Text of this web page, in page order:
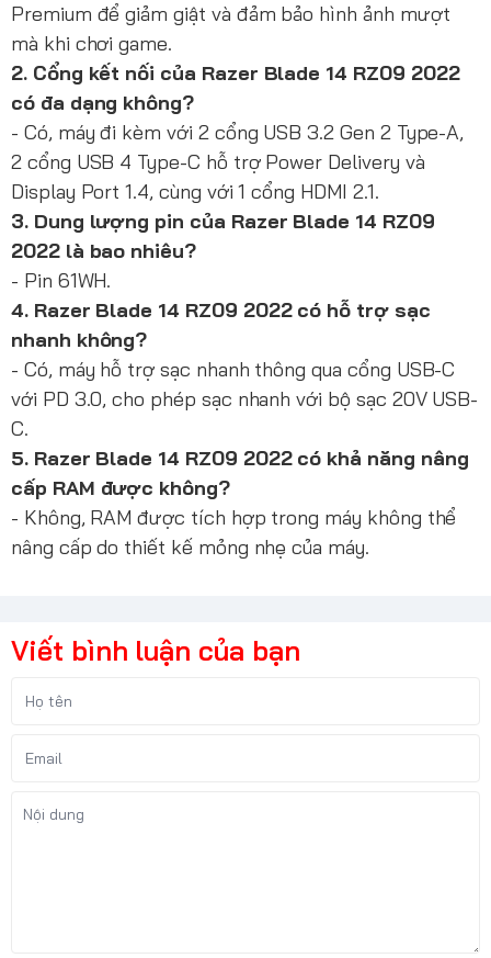
Premium để giảm giật và đảm bảo hình ảnh mượt
mà khi chơi game.
2. Cổng kết nối của Razer Blade 14 RZ09 2022
có đa dạng không?
- Có, máy đi kèm với 2 cổng USB 3.2 Gen 2 Type-A,
2 cổng USB 4 Type-C hỗ trợ Power Delivery và
Display Port 1.4, cùng với 1 cổng HDMI 2.1.
3. Dung lượng pin của Razer Blade 14 RZ09
2022 là bao nhiêu?
- Pin 61WH.
4. Razer Blade 14 RZ09 2022 có hỗ trợ sạc
nhanh không?
- Có, máy hỗ trợ sạc nhanh thông qua cổng USB-C
với PD 3.0, cho phép sạc nhanh với bộ sạc 20V USB-
C.
5. Razer Blade 14 RZ09 2022 có khả năng nâng
cấp RAM được không?
- Không, RAM được tích hợp trong máy không thể
nâng cấp do thiết kế mỏng nhẹ của máy.
Viết bình luận của bạn